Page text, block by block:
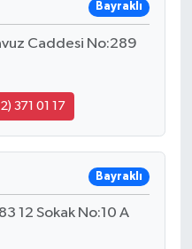
Bayraklı
Caddesi No:289
371 01 17
Bayraklı
12 Sokak No:10 A